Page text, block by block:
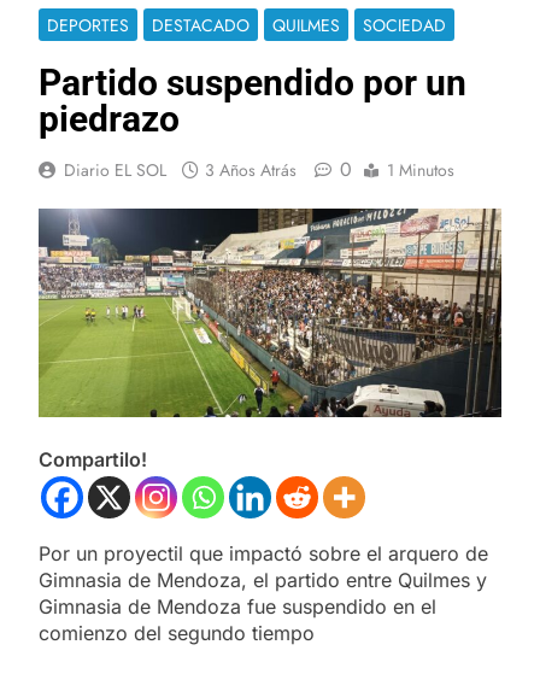
DEPORTES DESTACADO QUILMES SOCIEDAD
Partido suspendido por un
piedrazo
Diario EL SOL 3 Años Atrás 0 1 Minutos
Compartilo!
Por un proyectil que impactó sobre el arquero de
Gimnasia de Mendoza, el partido entre Quilmes y
Gimnasia de Mendoza fue suspendido en el
comienzo del segundo tiempo